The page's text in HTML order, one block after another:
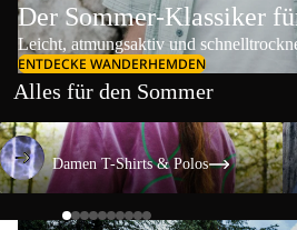
Der Sommer-Klassiker
Leicht, atmungsaktiv und
ENTDECKE WANDERHEMDEN
Alles für den Sommer
Damen T-Shirts & Polos
Damen T-Shirts & Polos